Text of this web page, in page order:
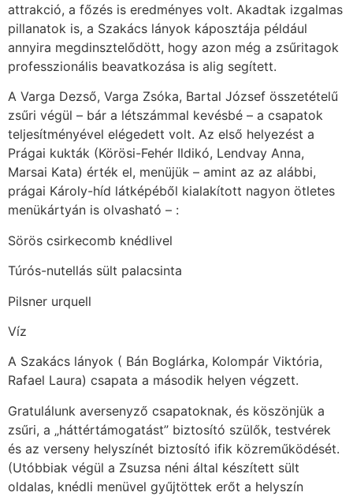
attrakció, a főzés is eredményes volt. Akadtak izgalmas
pillanatok is, a Szakács lányok káposztája például
annyira megdinsztelődött, hogy azon még a zsűritagok
professzionális beavatkozása is alig segített.
A Varga Dezső, Varga Zsóka, Bartal József összetételű
zsűri végül – bár a létszámmal kevésbé – a csapatok
teljesítményével elégedett volt. Az első helyezést a
Prágai kukták (Körösi-Fehér Ildikó, Lendvay Anna,
Marsai Kata) érték el, menüjük – amint az az alábbi,
prágai Károly-híd látképéből kialakított nagyon ötletes
menükártyán is olvasható – :
Sörös csirkecomb knédlivel
Túrós-nutellás sült palacsinta
Pilsner urquell
Víz
A Szakács lányok ( Bán Boglárka, Kolompár Viktória,
Rafael Laura) csapata a második helyen végzett.
Gratulálunk aversenyző csapatoknak, és köszönjük a
zsűri, a „háttértámogatást” biztosító szülők, testvérek
és az verseny helyszínét biztosító ifik közreműködését.
(Utóbbiak végül a Zsuzsa néni által készített sült
oldalas, knédli menüvel gyűjtöttek erőt a helyszín